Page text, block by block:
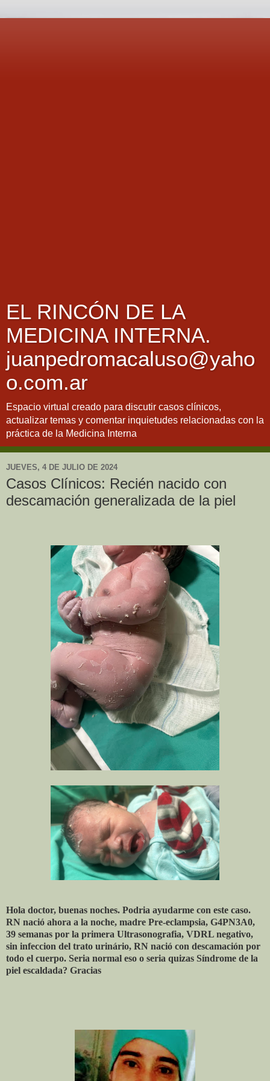
EL RINCÓN DE LA
MEDICINA INTERNA.
juanpedromacaluso@yaho
o.com.ar
Espacio virtual creado para discutir casos clínicos,
actualizar temas y comentar inquietudes relacionadas con la
práctica de la Medicina Interna
JUEVES, 4 DE JULIO DE 2024
Casos Clínicos: Recién nacido con
descamación generalizada de la piel
Hola doctor, buenas noches. Podria ayudarme con este caso.
RN nació ahora a la noche, madre Pre-eclampsia, G4PN3A0,
39 semanas por la primera Ultrasonografia, VDRL negativo,
sin infeccion del trato urinário, RN nació con descamación por
todo el cuerpo. Seria normal eso o seria quizas Síndrome de la
piel escaldada? Gracias